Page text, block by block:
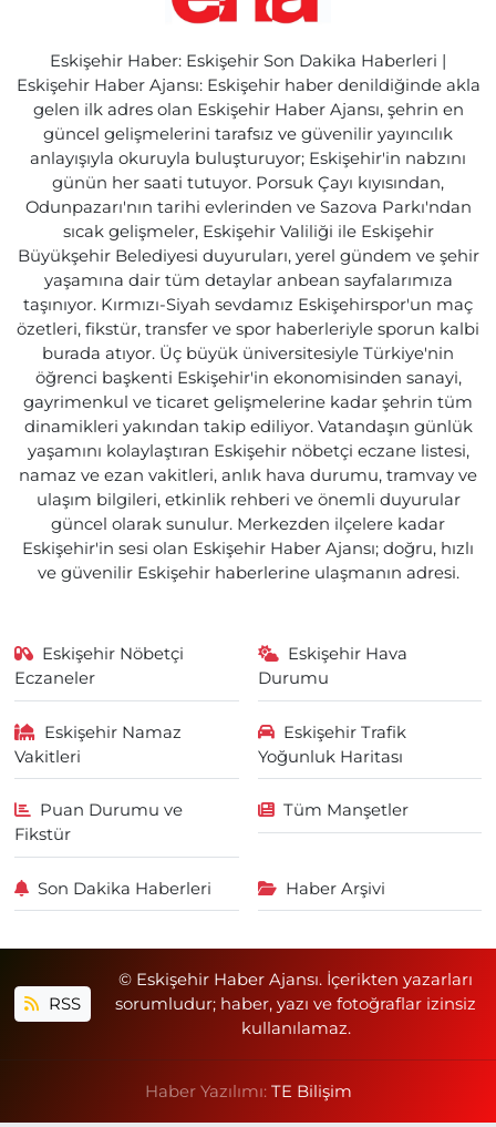
Eskişehir Haber: Eskişehir Son Dakika Haberleri |
Eskişehir Haber Ajansı: Eskişehir haber denildiğinde akla
gelen ilk adres olan Eskişehir Haber Ajansı, şehrin en
güncel gelişmelerini tarafsız ve güvenilir yayıncılık
anlayışıyla okuruyla buluşturuyor; Eskişehir'in nabzını
günün her saati tutuyor. Porsuk Çayı kıyısından,
Odunpazarı'nın tarihi evlerinden ve Sazova Parkı'ndan
sıcak gelişmeler, Eskişehir Valiliği ile Eskişehir
Büyükşehir Belediyesi duyuruları, yerel gündem ve şehir
yaşamına dair tüm detaylar anbean sayfalarımıza
taşınıyor. Kırmızı-Siyah sevdamız Eskişehirspor'un maç
özetleri, fikstür, transfer ve spor haberleriyle sporun kalbi
burada atıyor. Üç büyük üniversitesiyle Türkiye'nin
öğrenci başkenti Eskişehir'in ekonomisinden sanayi,
gayrimenkul ve ticaret gelişmelerine kadar şehrin tüm
dinamikleri yakından takip ediliyor. Vatandaşın günlük
yaşamını kolaylaştıran Eskişehir nöbetçi eczane listesi,
namaz ve ezan vakitleri, anlık hava durumu, tramvay ve
ulaşım bilgileri, etkinlik rehberi ve önemli duyurular
güncel olarak sunulur. Merkezden ilçelere kadar
Eskişehir'in sesi olan Eskişehir Haber Ajansı; doğru, hızlı
ve güvenilir Eskişehir haberlerine ulaşmanın adresi.
Eskişehir Nöbetçi
Eczaneler
Eskişehir Hava
Durumu
Eskişehir Namaz
Vakitleri
Eskişehir Trafik
Yoğunluk Haritası
Puan Durumu ve
Fikstür
Tüm Manşetler
Son Dakika Haberleri Haber Arşivi
RSS
© Eskişehir Haber Ajansı. İçerikten yazarları
sorumludur; haber, yazı ve fotoğraflar izinsiz
kullanılamaz.
Haber Yazılımı: TE Bilişim